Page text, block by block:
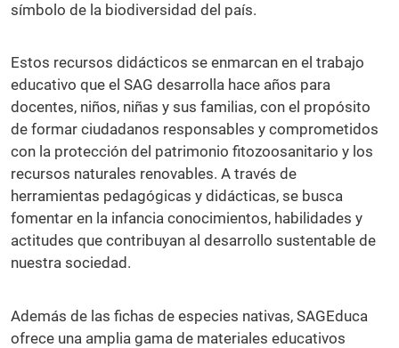
símbolo de la biodiversidad del país.
Estos recursos didácticos se enmarcan en el trabajo
educativo que el SAG desarrolla hace años para
docentes, niños, niñas y sus familias, con el propósito
de formar ciudadanos responsables y comprometidos
con la protección del patrimonio fitozoosanitario y los
recursos naturales renovables. A través de
herramientas pedagógicas y didácticas, se busca
fomentar en la infancia conocimientos, habilidades y
actitudes que contribuyan al desarrollo sustentable de
nuestra sociedad.
Además de las fichas de especies nativas, SAGEduca
ofrece una amplia gama de materiales educativos